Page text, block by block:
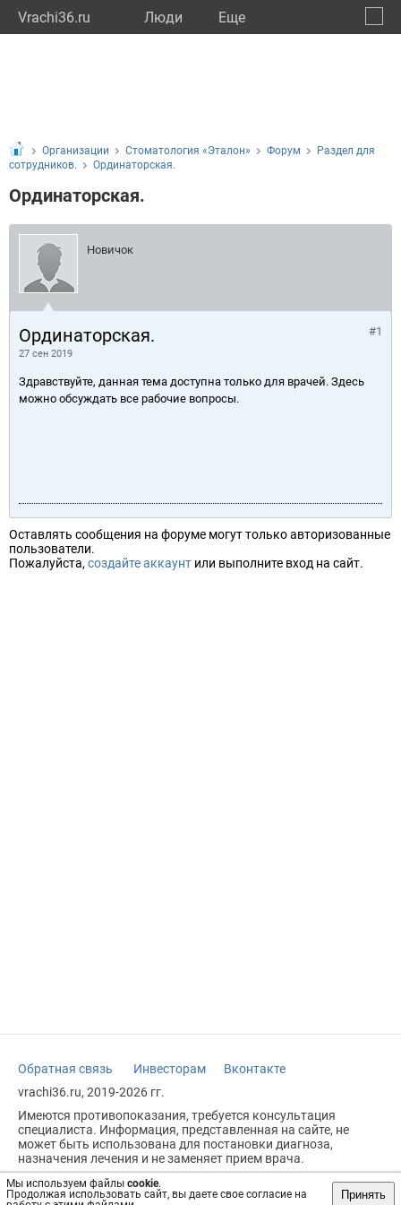
Vrachi36.ru Люди Eще
Мы используем файлы cookie.
Продолжая использовать сайт, вы даете свое согласие на
Принять
Организации Стоматология «Эталон» Форум
Раздел для
сотрудников.
Ординаторская.
Ординаторская.
Новичок
Ординаторская.
27 сен 2019
#1
Здравствуйте, данная тема доступна только для врачей. Здесь
можно обсуждать все рабочие вопросы.
Оставлять сообщения на форуме могут только авторизованные
пользователи.
Пожалуйста, создайте аккаунт или выполните вход на сайт.
Обратная связь Инвесторам
Вконтакте
vrachi36.ru, 2019-2026 гг.
Имеются противопоказания, требуется консультация
специалиста. Информация, представленная на сайте, не
может быть использована для постановки диагноза,
назначения лечения и не заменяет прием врача.
Возрастное ограничение: 18+